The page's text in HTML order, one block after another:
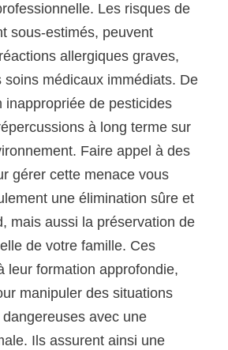
Les risques de
sous-estimés, peuvent
allergiques graves,
soins médicaux immédiats. De
inappropriée de pesticides
à long terme sur
Faire appel à des
gérer cette menace vous
une élimination sûre et
mais aussi la préservation de
de votre famille. Ces
leur formation approfondie,
manipuler des situations
avec une
Ils assurent ainsi une